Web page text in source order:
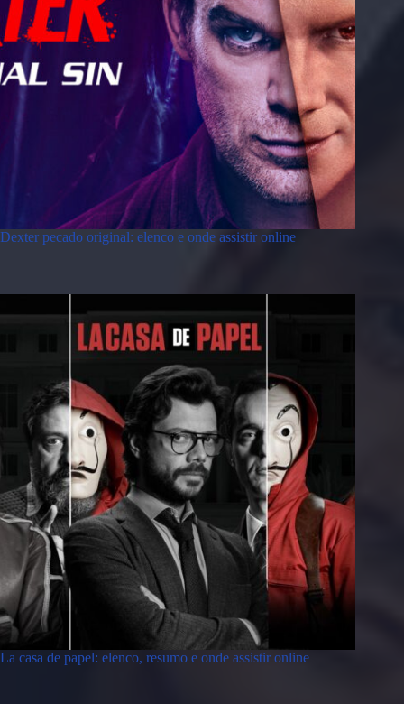
Dexter pecado original: elenco e onde assistir online
La casa de papel: elenco, resumo e onde assistir online